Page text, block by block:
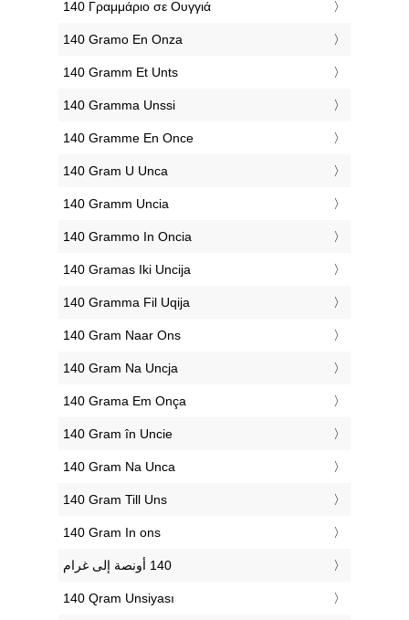
‎140 Γραμμάριο σε Ουγγιά
‎140 Gramo En Onza
‎140 Gramm Et Unts
‎140 Gramma Unssi
‎140 Gramme En Once
‎140 Gram U Unca
‎140 Gramm Uncia
‎140 Grammo In Oncia
‎140 Gramas Iki Uncija
‎140 Gramma Fil Uqija
‎140 Gram Naar Ons
‎140 Gram Na Uncja
‎140 Grama Em Onça
‎140 Gram în Uncie
‎140 Gram Na Unca
‎140 Gram Till Uns
‎140 Gram In ons
‎140 Qram Unsiyası